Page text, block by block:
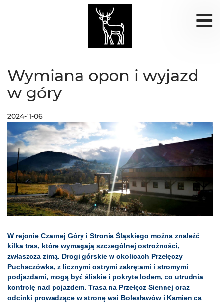
Wymiana opon i wyjazd
w góry
2024-11-06
W rejonie Czarnej Góry i Stronia Śląskiego można znaleźć
kilka tras, które wymagają szczególnej ostrożności,
zwłaszcza zimą. Drogi górskie w okolicach Przełęczy
Puchaczówka, z licznymi ostrymi zakrętami i stromymi
podjazdami, mogą być śliskie i pokryte lodem, co utrudnia
kontrolę nad pojazdem. Trasa na Przełęcz Siennej oraz
odcinki prowadzące w stronę wsi Bolesławów i Kamienica